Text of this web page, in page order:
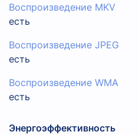
Воспроизведение MKV
есть
Воспроизведение JPEG
есть
Воспроизведение WMA
есть
Энергоэффективность